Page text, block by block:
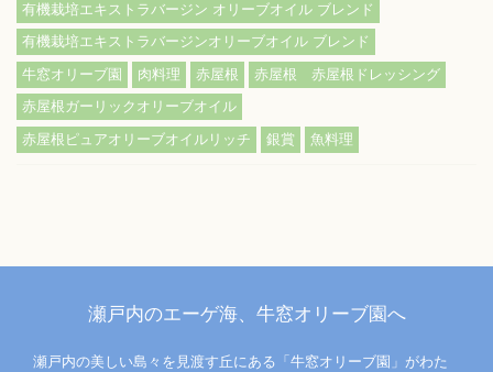
有機栽培エキストラバージン オリーブオイル ブレンド
有機栽培エキストラバージンオリーブオイル ブレンド
牛窓オリーブ園
肉料理 赤屋根
赤屋根 赤屋根ドレッシング
赤屋根ガーリックオリーブオイル
赤屋根ピュアオリーブオイルリッチ
銀賞 魚料理
瀬戸内のエーゲ海、牛窓オリーブ園へ
瀬戸内の美しい島々を見渡す丘にある「牛窓オリーブ園」がわた